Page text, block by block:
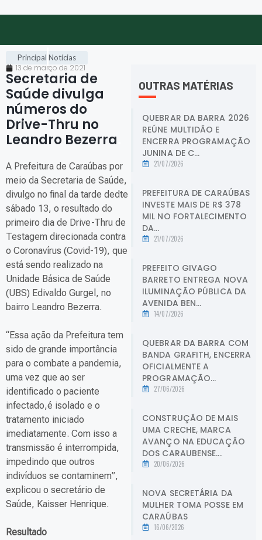
Principal Notícias
13 de março de 2021
Secretaria de
Saúde divulga
números do
Drive-Thru no
Leandro Bezerra
A Prefeitura de Caraúbas por
meio da Secretaria de Saúde,
divulgo no final da tarde dedte
sábado 13, o resultado do
primeiro dia de Drive-Thru de
Testagem direcionada contra
o Coronavírus (Covid-19), que
está sendo realizado na
Unidade Básica de Saúde
(UBS) Edivaldo Gurgel, no
bairro Leandro Bezerra.
“Essa ação da Prefeitura tem
sido de grande importância
para o combate a pandemia,
uma vez que ao ser
identificado o paciente
infectado,é isolado e o
tratamento iniciado
imediatamente. Com isso a
transmissão é interrompida,
impedindo que outros
indivíduos se contaminem”,
explicou o secretário de
Saúde, Kaisser Henrique.
Resultado
OUTRAS MATÉRIAS
QUEBRAR DA BARRA 2026
REÚNE MULTIDÃO E
ENCERRA PROGRAMAÇÃO
JUNINA DE C...
21/07/2026
PREFEITURA DE CARAÚBAS
INVESTE MAIS DE R$ 378
MIL NO FORTALECIMENTO
DA...
21/07/2026
PREFEITO GIVAGO
BARRETO ENTREGA NOVA
ILUMINAÇÃO PÚBLICA DA
AVENIDA BEN...
14/07/2026
QUEBRAR DA BARRA COM
BANDA GRAFITH, ENCERRA
OFICIALMENTE A
PROGRAMAÇÃO...
27/06/2026
CONSTRUÇÃO DE MAIS
UMA CRECHE, MARCA
AVANÇO NA EDUCAÇÃO
DOS CARAUBENSE...
20/06/2026
NOVA SECRETÁRIA DA
MULHER TOMA POSSE EM
CARAÚBAS
16/06/2026